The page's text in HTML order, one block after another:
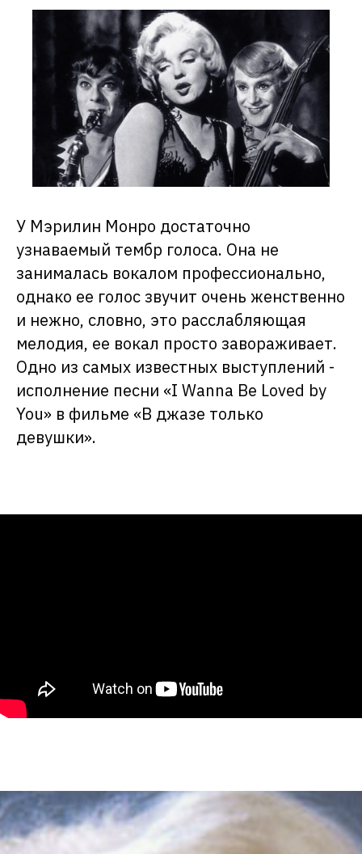
У Мэрилин Монро достаточно
узнаваемый тембр голоса. Она не
занималась вокалом профессионально,
однако ее голос звучит очень женственно
и нежно, словно, это расслабляющая
мелодия, ее вокал просто завораживает.
Одно из самых известных выступлений -
исполнение песни «I Wanna Be Loved by
You» в фильме «В джазе только
девушки».